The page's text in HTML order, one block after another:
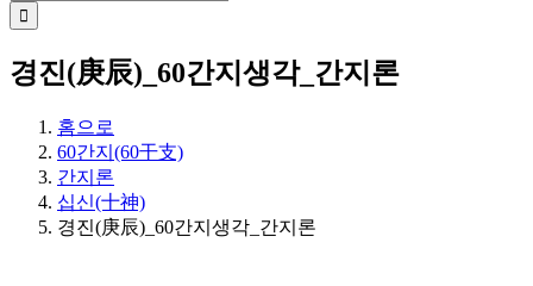
색:
경진(庚辰)_60간지생각_간지론
홈으로
60간지(60干支)
간지론
십신(十神)
경진(庚辰)_60간지생각_간지론